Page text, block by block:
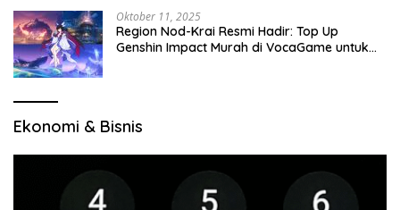
Oktober 11, 2025
Region Nod-Krai Resmi Hadir: Top Up
Genshin Impact Murah di VocaGame untuk
Ekonomi & Bisnis